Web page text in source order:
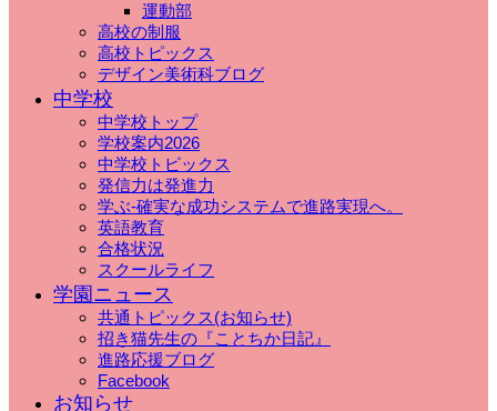
運動部
高校の制服
高校トピックス
デザイン美術科ブログ
中学校
中学校トップ
学校案内2026
中学校トピックス
発信力は発進力
学ぶ-確実な成功システムで進路実現へ。
英語教育
合格状況
スクールライフ
学園ニュース
共通トピックス(お知らせ)
招き猫先生の『ことちか日記』
進路応援ブログ
Facebook
お知らせ